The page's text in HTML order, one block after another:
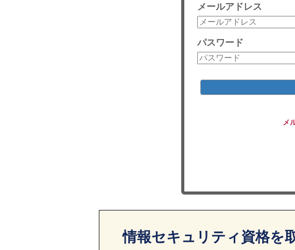
メールアドレス
パスワード
メ
情報セキュリティ資格を